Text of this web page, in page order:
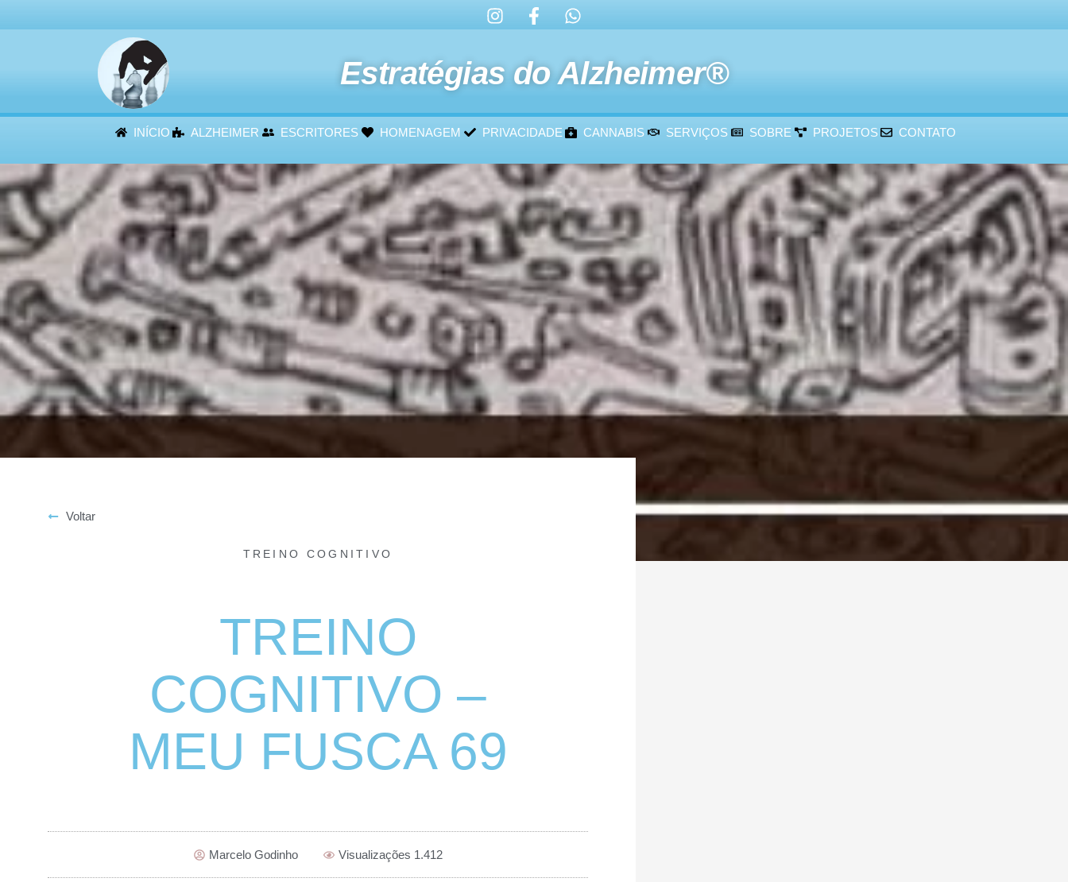
Estratégias do Alzheimer®
INÍCIO ALZHEIMER ESCRITORES HOMENAGEM PRIVACIDADE CANNABIS SERVIÇOS SOBRE PROJETOS CONTATO
Voltar
TREINO COGNITIVO
TREINO
COGNITIVO –
MEU FUSCA 69
Marcelo Godinho Visualizações 1.412